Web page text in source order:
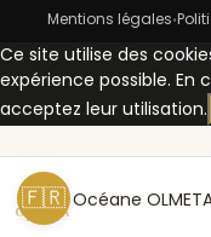
Océane
🇫🇷
Mentions légales•
Ce site utilise des
expérience possible.
acceptez leur utilisation.